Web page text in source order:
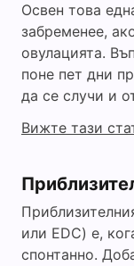
Освен това
забременее,
овулацията.
поне пет дни
да се случи и
Вижте тази
или EDC) е,
спонтанно.